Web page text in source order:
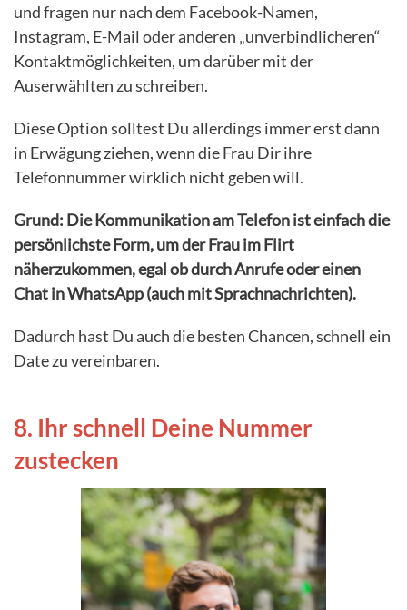
und fragen nur nach dem Facebook-Namen,
Instagram, E-Mail oder anderen „unverbindlicheren“
Kontaktmöglichkeiten, um darüber mit der
Auserwählten zu schreiben.
Diese Option solltest Du allerdings immer erst dann
in Erwägung ziehen, wenn die Frau Dir ihre
Telefonnummer wirklich nicht geben will.
Grund: Die Kommunikation am Telefon ist einfach die
persönlichste Form, um der Frau im Flirt
näherzukommen, egal ob durch Anrufe oder einen
Chat in WhatsApp (auch mit Sprachnachrichten).
Dadurch hast Du auch die besten Chancen, schnell ein
Date zu vereinbaren.
8. Ihr schnell Deine Nummer
zustecken